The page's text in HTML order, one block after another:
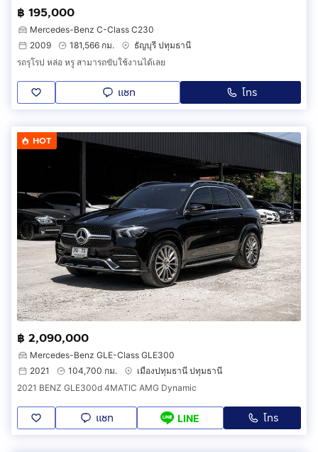
฿ 195,000
Mercedes-Benz C-Class C230
2009
181,566 กม.
ธัญบุรี ปทุมธานี
รถรุโรป หล่อ หรู สามารถขับใช้งานได้เลย
แชท โทร
HOT
฿ 2,090,000
Mercedes-Benz GLE-Class GLE300
2021
104,700 กม.
เมืองปทุมธานี ปทุมธานี
2021 BENZ GLE300d 4MATIC AMG Dynamic
แชท LINE โทร